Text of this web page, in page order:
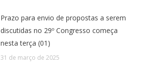
Prazo para envio de propostas a serem
discutidas no 29º Congresso começa
nesta terça (01)
31 de março de 2025